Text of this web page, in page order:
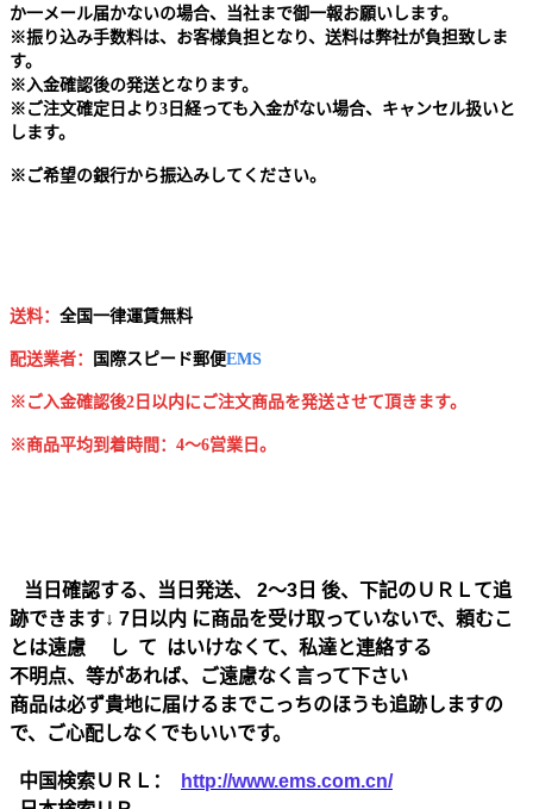
か一メール届かないの場合、当社まで御一報お願いします。
※振り込み手数料は、お客様負担となり、送料は弊社が負担致しま
す。
※ 入金確認後の発送となります。
※ ご注文確定日より3日経っても入金がない場合、キャンセル扱いと
します。
※ ご希望の銀行から振込みしてください。
送料： 全国一律運賃無料
配送業者： 国 際スピード郵便EMS
※ご入金確認後2日以内にご注文商品を発送させて頂きます。
※商品平均到着時間：4～6営業日。
当日確認する、当日発送、 2～3日 後、下記のＵＲＬて追
跡できます↓ 7日以内 に商品を受け取っていないで、頼むこ
とは遠慮 し て はいけなくて、私達と連絡する
不明点、等があれば、ご遠慮なく言って下さい
商品は必ず貴地に届けるまでこっちのほうも追跡しますの
で、ご心配しなくでもいいです。
中国検索ＵＲＬ：
http://www.ems.com.cn/